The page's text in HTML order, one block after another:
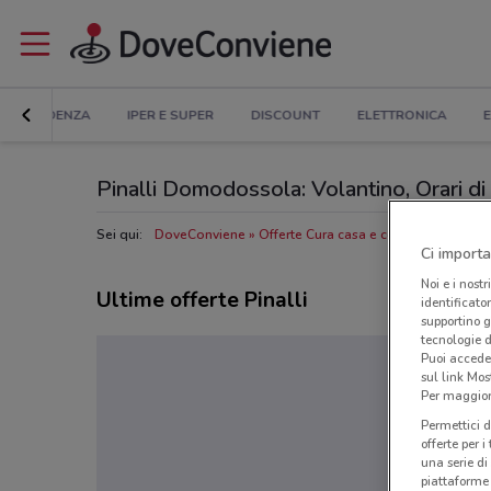
IN EVIDENZA IPER E SUPER DISCOUNT ELETTRONICA
Pinalli Domodossola: Volantino, Orari
Sei qui: DoveConviene Offerte Cura casa e corpo a
Ultime offerte Pinalli
Ci
Noi e i nostri
supportino
tecnologie
Puoi
sul link
Per
Permettici
offerte per
una serie
piattaforme